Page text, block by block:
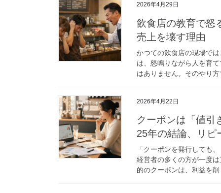
2026年4月29日
飲食店の教育で怒
売上を壊す理由
かつての飲食店の現場で
は、怒鳴りながら人を育
はありません。そのやり
2026年4月22日
クーポンは「値引
25年の結論、リピ
「クーポンを発行しても
経営者の多くの方が一度
的のクーポンは、利益を